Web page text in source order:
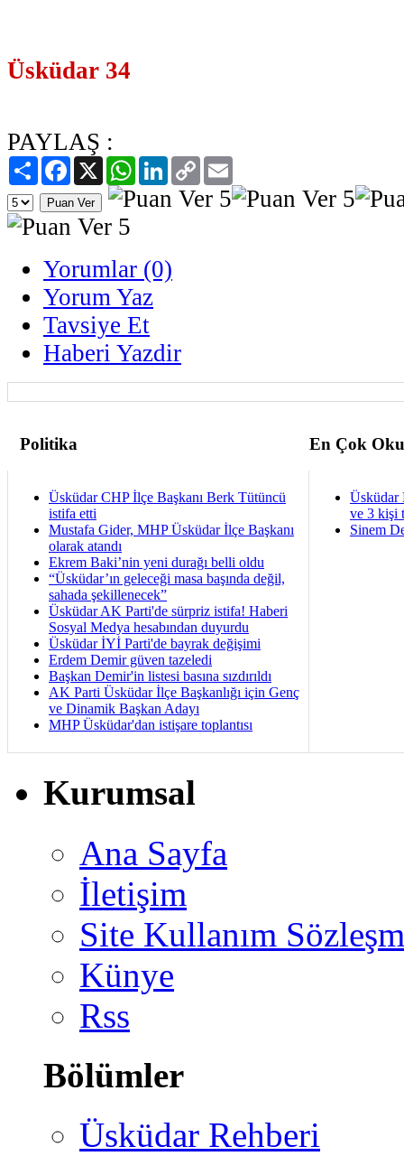
Üsküdar 34
PAYLAŞ :
PaylaşFacebook
X WhatsAppLinkedIn
Copy
Link
Yorumlar (0)
Yorum Yaz
Tavsiye Et
Haberi Yazdir
Politika En Çok
Üsküdar CHP İlçe Başkanı Berk Tütüncü
istifa etti
Mustafa Gider, MHP Üsküdar İlçe Başkanı
olarak atandı
Ekrem Baki’nin yeni durağı belli oldu
“Üsküdar’ın geleceği masa başında değil,
sahada şekillenecek”
Üsküdar AK Parti'de sürpriz istifa! Haberi
Sosyal Medya hesabından duyurdu
Üsküdar İYİ Parti'de bayrak değişimi
Erdem Demir güven tazeledi
Başkan Demir'in listesi basına sızdırıldı
AK Parti Üsküdar İlçe Başkanlığı için Genç
ve Dinamik Başkan Adayı
MHP Üsküdar'dan istişare toplantısı
Üsküdar
ve 3 kişi
Sinem
Kurumsal
Ana Sayfa
İletişim
Site Kullanım
Künye
Rss
Bölümler
Üsküdar Rehberi